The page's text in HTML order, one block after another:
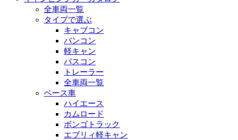
全車両一覧
タイプで選ぶ
キャブコン
バンコン
軽キャン
バスコン
トレーラー
全車両一覧
ベース車
ハイエース
カムロード
ボンゴトラック
エブリィ軽キャン